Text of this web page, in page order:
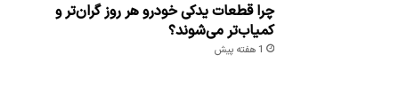
چرا قطعات یدکی خودرو هر روز گران‌تر و
کمیاب‌تر می‌شوند؟
1 هفته پیش